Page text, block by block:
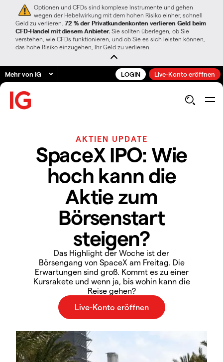
Optionen und CFDs sind komplexe Instrumente und gehen
wegen der Hebelwirkung mit dem hohen Risiko einher, schnell
Geld zu verlieren. 72 % der Privatkundenkonten verlieren Geld beim
CFD-Handel mit diesem Anbieter. Sie sollten überlegen, ob Sie
verstehen, wie CFDs funktionieren, und ob Sie es sich leisten können,
das hohe Risiko einzugehen, Ihr Geld zu verlieren.
Mehr von IG LOGIN Live-Konto eröffnen
AKTIEN UPDATE
SpaceX IPO: Wie
hoch kann die
Aktie zum
Börsenstart
steigen?
Das Highlight der Woche ist der
Börsengang von SpaceX am Freitag. Die
Erwartungen sind groß. Kommt es zu einer
Kursrakete und wenn ja, bis wohin kann die
Reise gehen?